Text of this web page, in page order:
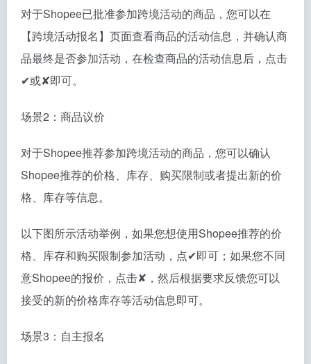
对于Shopee已批准参加跨境活动的商品，您可以在
【跨境活动报名】页面查看商品的活动信息，并确认商
品最终是否参加活动，在检查商品的活动信息后，点击
✔或✘即可。
场景2：商品议价
对于Shopee推荐参加跨境活动的商品，您可以确认
Shopee推荐的价格、库存、购买限制或者提出新的价
格、库存等信息。
以下图所示活动举例，如果您想使用Shopee推荐的价
格、库存和购买限制参加活动，点✔即可；如果您不同
意Shopee的报价，点击✘，然后根据要求反馈您可以
接受的新的价格库存等活动信息即可。
场景3：自主报名